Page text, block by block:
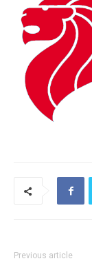
Previous article